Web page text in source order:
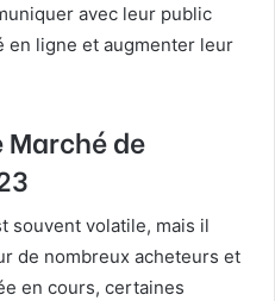
avec leur public
ligne et augmenter leur
de
souvent volatile, mais il
de nombreux acheteurs et
en cours, certaines